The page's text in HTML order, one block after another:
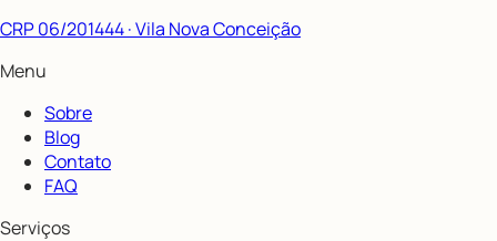
CRP 06/201444· Vila Nova Conceição
Menu
Sobre
Blog
Contato
FAQ
Serviços